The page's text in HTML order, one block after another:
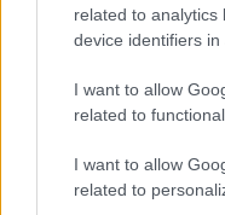
related to analytics
device identifiers in
I want to allow
related to
I want to allow
related to